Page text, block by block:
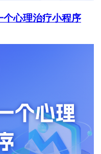
个心理治疗小程序